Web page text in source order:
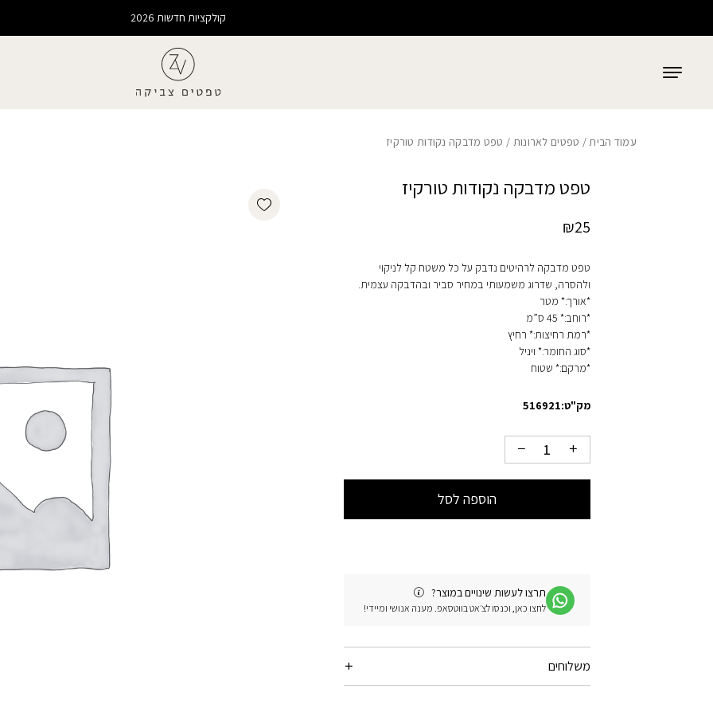
קולקציות חדשות 2026
עמוד הבית/ טפטים לארונות / טפט מדבקה נקודות טורקיז
טפט מדבקה נקודות טורקיז
₪25
טפט מדבקה לרהיטים נדבק על כל משטח קל לניקוי
ולהסרה, שדרוג משמעותי במחיר סביר ובהדבקה עצמית.
*אורך:* מטר
*רוחב:* 45 ס”מ
*רמת רחיצות:* רחיץ
*סוג החומר:* ויניל
*מרקם:* שטוח
מק"ט:516921
הוספה לסל
תרצו לעשות שינויים במוצר?
לחצו כאן, וכנסו לצ׳אט בווטסאפ. מענה אנושי ומיידי!
משלוחים
Add wishlist